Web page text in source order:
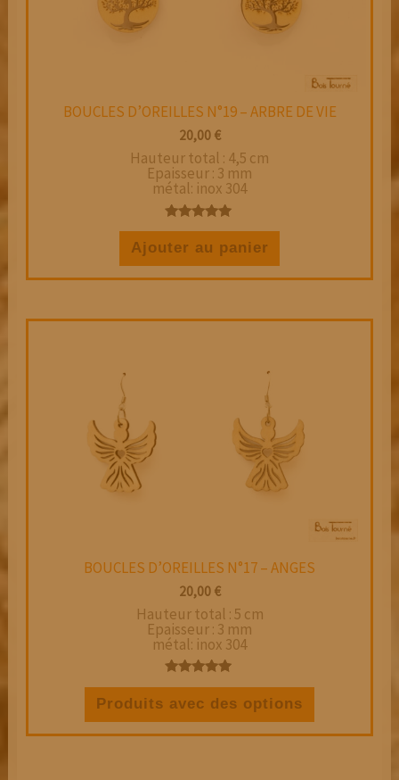
BOUCLES D’OREILLES N°19 – ARBRE DE VIE
20,00 €
Hauteur total : 4,5 cm
Epaisseur : 3 mm
métal: inox 304
Note
5.00
sur 5
Ajouter au panier
BOUCLES D’OREILLES N°17 – ANGES
20,00 €
Hauteur total : 5 cm
Epaisseur : 3 mm
métal: inox 304
Note
5.00
sur 5
Produits avec des options
Ce
plusieurs